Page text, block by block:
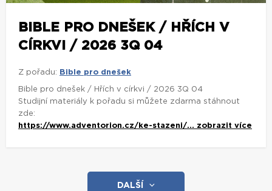
BIBLE PRO DNEŠEK / HŘÍCH V
CÍRKVI / 2026 3Q 04
Z pořadu: Bible pro dnešek
Bible pro dnešek / Hřích v církvi / 2026 3Q 04
Studijní materiály k pořadu si můžete zdarma stáhnout
zde:
https://www.adventorion.cz/ke-stazeni/... zobrazit více
DALŠÍ